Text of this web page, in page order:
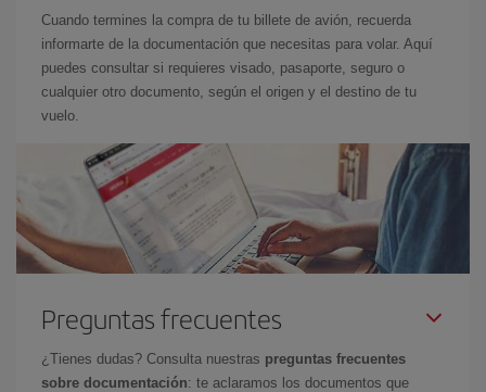
Cuando termines la compra de tu billete de avión, recuerda
informarte de la documentación que necesitas para volar. Aquí
puedes consultar si requieres visado, pasaporte, seguro o
cualquier otro documento, según el origen y el destino de tu
vuelo.
Preguntas frecuentes
¿Tienes dudas? Consulta nuestras preguntas frecuentes
sobre documentación: te aclaramos los documentos que